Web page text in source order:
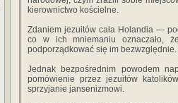
kierownictwo kościelne.
Zdaniem jezuitów cała Holandia —
co w ich mniemaniu ozna­czało,
podporządkować się im bezwzględnie.
Jednak bezpośrednim powodem
pomówienie przez jezuitów
sprzyjanie jansenizmowi.